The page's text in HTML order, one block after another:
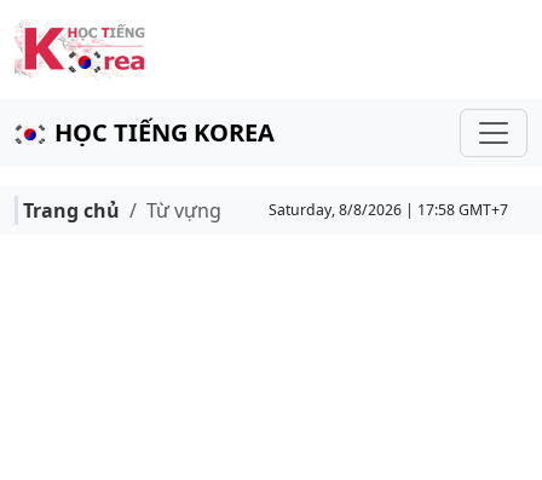
HỌC TIẾNG KOREA
Trang chủ Từ vựng Saturday, 8/8/2026 | 17:58 GMT+7